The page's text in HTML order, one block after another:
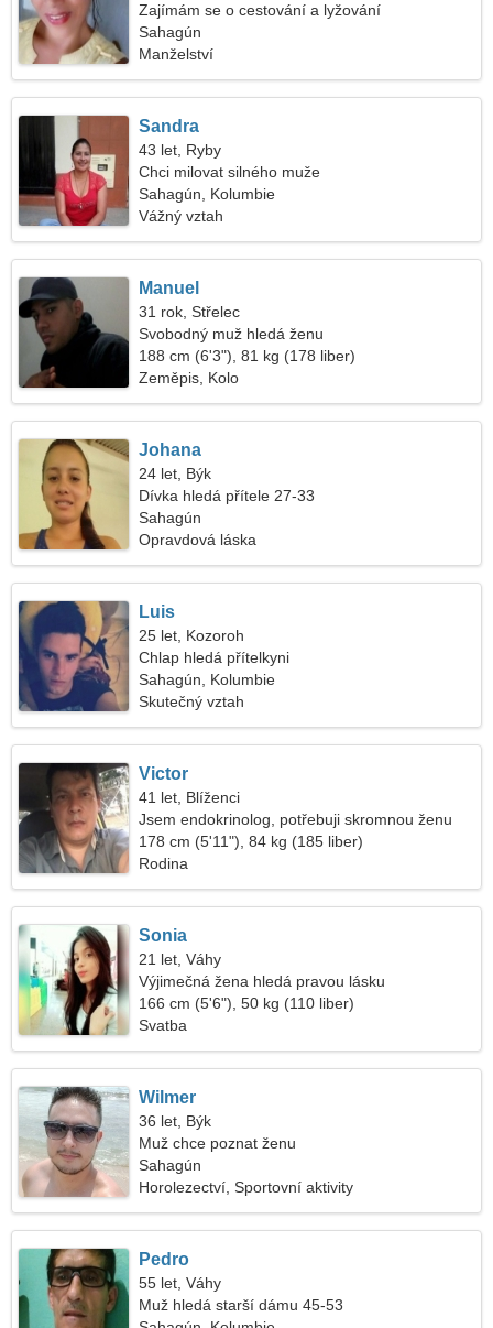
Zajímám se o cestování a lyžování
Sahagún
Manželství
Sandra
43 let, Ryby
Chci milovat silného muže
Sahagún, Kolumbie
Vážný vztah
Manuel
31 rok, Střelec
Svobodný muž hledá ženu
188 cm (6'3"), 81 kg (178 liber)
Zeměpis, Kolo
Johana
24 let, Býk
Dívka hledá přítele 27-33
Sahagún
Opravdová láska
Luis
25 let, Kozoroh
Chlap hledá přítelkyni
Sahagún, Kolumbie
Skutečný vztah
Victor
41 let, Blíženci
Jsem endokrinolog, potřebuji skromnou ženu
178 cm (5'11"), 84 kg (185 liber)
Rodina
Sonia
21 let, Váhy
Výjimečná žena hledá pravou lásku
166 cm (5'6"), 50 kg (110 liber)
Svatba
Wilmer
36 let, Býk
Muž chce poznat ženu
Sahagún
Horolezectví, Sportovní aktivity
Pedro
55 let, Váhy
Muž hledá starší dámu 45-53